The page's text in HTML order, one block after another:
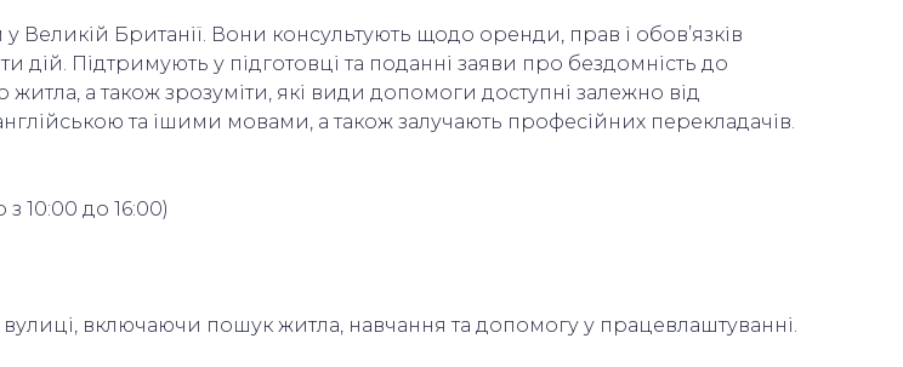
Британії. Вони консультують щодо оренди, прав і обов’язків
Підтримують у підготовці та поданні заяви про бездомність до
а також зрозуміти, які види допомоги доступні залежно від
та ішими мовами, а також залучають професійних перекладачів.
з 10:00 до 16:00)
включаючи пошук житла, навчання та допомогу у працевлаштуванні.